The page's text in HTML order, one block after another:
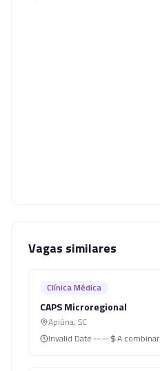
Vagas similares
Clínica Médica
CAPS Microregional
Apiúna, SC
Invalid Date --:-- A combinar